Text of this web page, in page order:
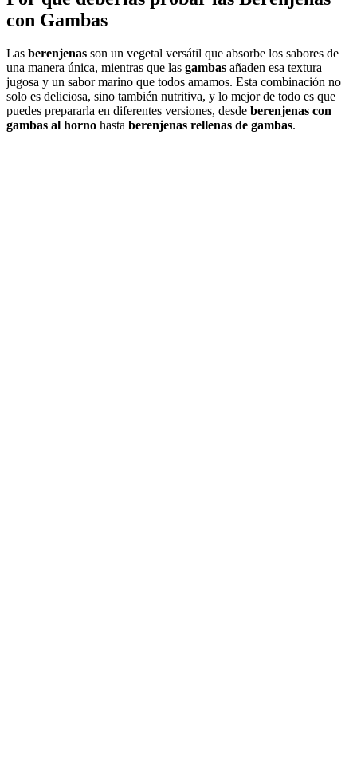
con Gambas
Las berenjenas son un vegetal versátil que absorbe los sabores de
una manera única, mientras que las gambas añaden esa textura
jugosa y un sabor marino que todos amamos. Esta combinación no
solo es deliciosa, sino también nutritiva, y lo mejor de todo es que
puedes prepararla en diferentes versiones, desde berenjenas con
gambas al horno hasta berenjenas rellenas de gambas.